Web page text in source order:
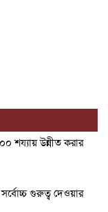
শয্যায় উন্নীত করার
সর্বোচ্চ গুরুত্ব দেওয়ার